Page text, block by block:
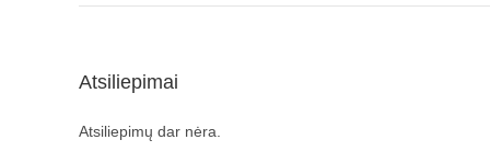
Atsiliepimai
Atsiliepimų dar nėra.